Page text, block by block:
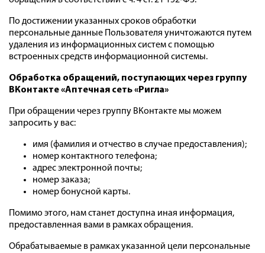
По достижении указанных сроков обработки
персональные данные Пользователя уничтожаются путем
удаления из информационных систем с помощью
встроенных средств информационной системы.
Обработка обращений, поступающих через группу
ВКонтакте «Аптечная сеть «Ригла»
При обращении через группу ВКонтакте мы можем
запросить у вас:
имя (фамилия и отчество в случае предоставления);
номер контактного телефона;
адрес электронной почты;
номер заказа;
номер бонусной карты.
Помимо этого, нам станет доступна иная информация,
предоставленная вами в рамках обращения.
Обрабатываемые в рамках указанной цели персональные